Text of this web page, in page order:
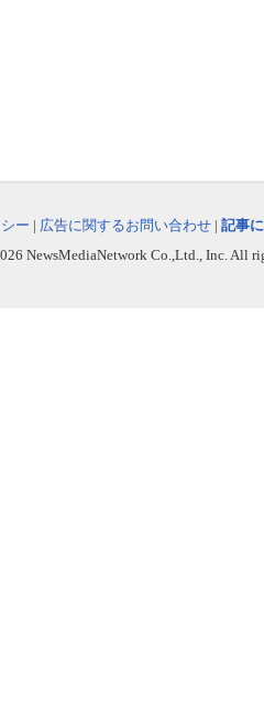
ー | 広告に関するお問い合わせ | 記事
NewsMediaNetwork Co.,Ltd., Inc. All